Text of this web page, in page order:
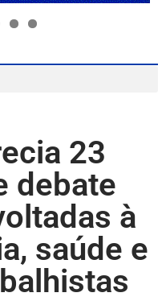
23
debate
à
saúde e